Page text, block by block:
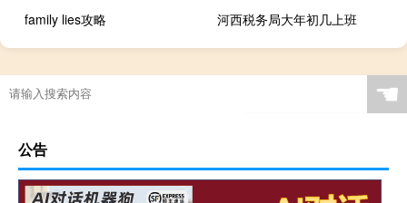
family lies攻略
河西税务局大年初几上班
☚
公告